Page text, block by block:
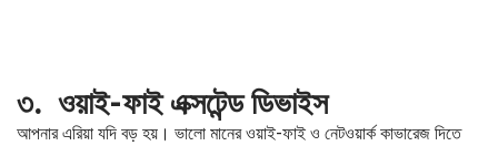
৩. ওয়াই-ফাই এক্সটেন্ড ডিভাইস
আপনার এরিয়া যদি বড় হয়। ভালো মানের ওয়াই-ফাই ও নেটওয়ার্ক কাভারেজ দিতে